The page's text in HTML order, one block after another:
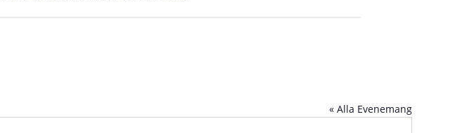
« Alla Evenemang